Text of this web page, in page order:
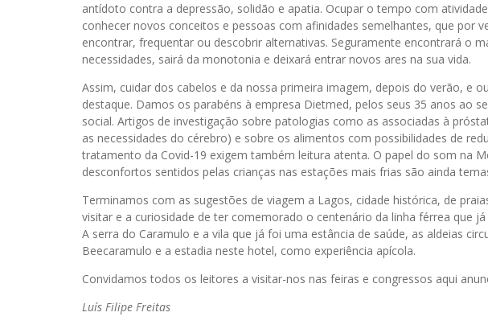
antídoto contra a depressão, solidão e apatia. Ocupar o tempo com
conhecer novos conceitos e pessoas com afinidades semelhantes, que por
encontrar, frequentar ou descobrir alternativas. Seguramente encontrará o
necessidades, sairá da monotonia e deixará entrar novos ares na sua vida.
Assim, cuidar dos cabelos e da nossa primeira imagem, depois do verão, e
destaque. Damos os parabéns à empresa Dietmed, pelos seus 35 anos ao
social. Artigos de investigação sobre patologias como as associadas à
as necessidades do cérebro) e sobre os alimentos com possibilidades de
tratamento da Covid-19 exigem também leitura atenta. O papel do som na
desconfortos sentidos pelas crianças nas estações mais frias são ainda
Terminamos com as sugestões de viagem a Lagos, cidade histórica, de
visitar e a curiosidade de ter comemorado o centenário da linha férrea que
A serra do Caramulo e a vila que já foi uma estância de saúde, as aldeias
Beecaramulo e a estadia neste hotel, como experiência apícola.
Convidamos todos os leitores a visitar-nos nas feiras e congressos aqui
Luís Filipe Freitas